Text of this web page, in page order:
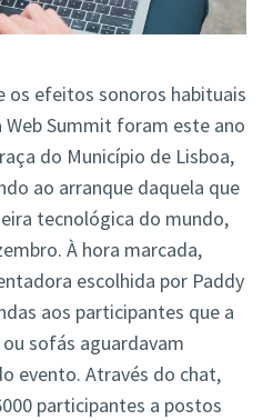
os efeitos sonoros habituais
Summit foram este ano
do Município de Lisboa,
ao arranque daquela que
tecnológica do mundo,
À hora marcada,
escolhida por Paddy
aos participantes que a
sofás aguardavam
evento. Através do chat,
participantes a postos